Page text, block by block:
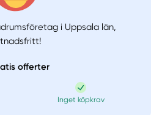
i Uppsala län,
offerter
Inget köpkrav